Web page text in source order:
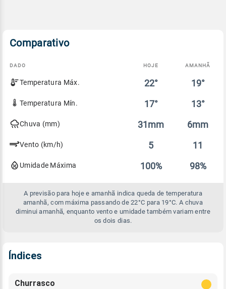
Comparativo
Comparativo
entre
previsão
hoje
DADO HOJE AMANHÃ
Temperatura Máx. 22° 19°
Temperatura Mín. 17° 13°
Chuva (mm) 31mm 6mm
Vento (km/h) 5 11
Umidade Máxima 100% 98%
A previsão para hoje e amanhã indica queda de temperatura
amanhã, com máxima passando de 22°C para 19°C. A chuva
diminui amanhã, enquanto vento e umidade também variam entre
os dois dias.
Índices
Churrasco